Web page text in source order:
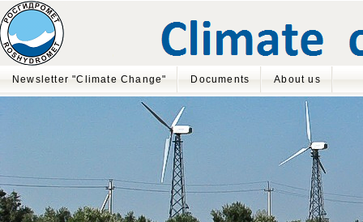
Newsletter "Climate Change" Documents About us